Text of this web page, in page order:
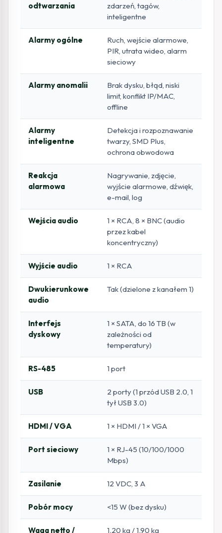
odtwarzania
zdarzeń, tagów,
inteligentne
Alarmy ogólne
Ruch, wejście alarmowe,
PIR, utrata wideo, alarm
sieciowy
Alarmy anomalii
Brak dysku, błąd, niski
limit, konflikt IP/MAC,
offline
Alarmy
inteligentne
Detekcja i rozpoznawanie
twarzy, SMD Plus,
ochrona obwodowa
Reakcja
alarmowa
Nagrywanie, zdjęcie,
wyjście alarmowe, dźwięk,
e-mail, log
Wejścia audio
1 × RCA, 8 × BNC (audio
przez kabel
koncentryczny)
Wyjście audio 1 × RCA
Dwukierunkowe
audio
Tak (dzielone z kanałem 1)
Interfejs
dyskowy
1 × SATA, do 16 TB (w
zależności od
temperatury)
RS-485 1 port
USB
2 porty (1 przód USB 2.0, 1
tył USB 3.0)
HDMI / VGA 1 × HDMI / 1 × VGA
Port sieciowy
1 × RJ-45 (10/100/1000
Mbps)
Zasilanie 12 VDC, 3 A
Pobór mocy <15 W (bez dysku)
Waga netto / 1.20 kg / 1.90 kg